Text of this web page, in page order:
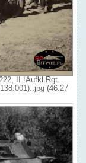
II.!Aufkl.Rgt.
(46.27